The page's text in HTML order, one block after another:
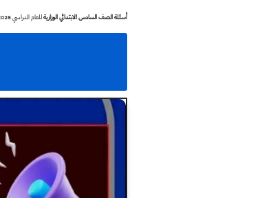
أسئلة الصف السادس الابتدائي الوزاريةللعام الدراسي 2025 الدور الاول تشمل جميع المواد: الإسلامية، العربية، الإنجليزية، الرياضيات، العلوم، والاجتماعيات